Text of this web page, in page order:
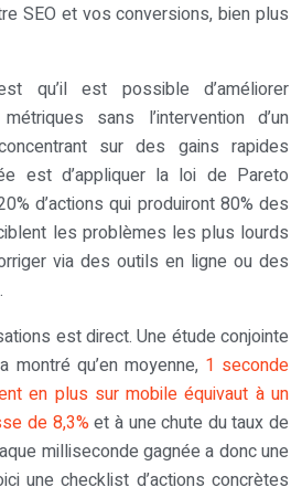
SEO et vos conversions, bien plus
qu’il est possible d’améliorer
sans l’intervention d’un
sur des gains rapides
est d’appliquer la loi de Pareto
d’actions qui produiront 80% des
les problèmes les plus lourds
via des outils en ligne ou des
est direct. Une étude conjointe
montré qu’en moyenne, 1 seconde
en plus sur mobile équivaut à un
de 8,3%et à une chute du taux de
milliseconde gagnée a donc une
une checklist d’actions concrètes